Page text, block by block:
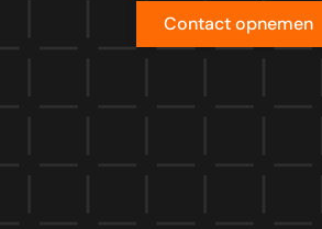
Contact opnemen